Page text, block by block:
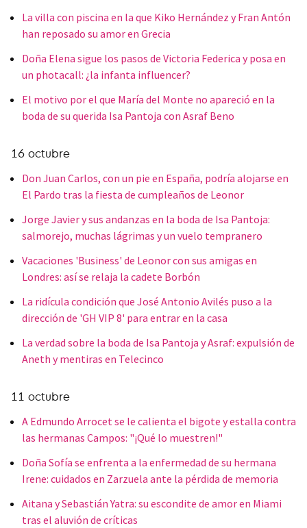
La villa con piscina en la que Kiko Hernández y Fran Antón
han reposado su amor en Grecia
Doña Elena sigue los pasos de Victoria Federica y posa en
un photacall: ¿la infanta influencer?
El motivo por el que María del Monte no apareció en la
boda de su querida Isa Pantoja con Asraf Beno
16 octubre
Don Juan Carlos, con un pie en España, podría alojarse en
El Pardo tras la fiesta de cumpleaños de Leonor
Jorge Javier y sus andanzas en la boda de Isa Pantoja:
salmorejo, muchas lágrimas y un vuelo tempranero
Vacaciones 'Business' de Leonor con sus amigas en
Londres: así se relaja la cadete Borbón
La ridícula condición que José Antonio Avilés puso a la
dirección de 'GH VIP 8' para entrar en la casa
La verdad sobre la boda de Isa Pantoja y Asraf: expulsión de
Aneth y mentiras en Telecinco
11 octubre
A Edmundo Arrocet se le calienta el bigote y estalla contra
las hermanas Campos: "¡Qué lo muestren!"
Doña Sofía se enfrenta a la enfermedad de su hermana
Irene: cuidados en Zarzuela ante la pérdida de memoria
Aitana y Sebastián Yatra: su escondite de amor en Miami
tras el aluvión de críticas